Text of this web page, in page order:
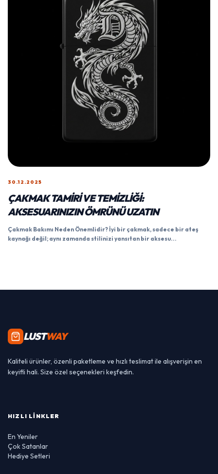
30.12.2025
ÇAKMAK TAMIRI VE TEMIZLIĞI:
AKSESUARINIZIN ÖMRÜNÜ UZATIN
Çakmak Bakımı Neden Önemlidir? İyi bir çakmak, sadece bir ateş
kaynağı değil; aynı zamanda stilinizi yansıtan bir aksesu...
LUSTWAY
Kaliteli ürünler, özenli paketleme ve hızlı teslimat ile alışverişin en
keyifli hali. Size özel seçenekleri keşfedin.
HIZLI LINKLER
En Yeniler
Çok Satanlar
Hediye Setleri